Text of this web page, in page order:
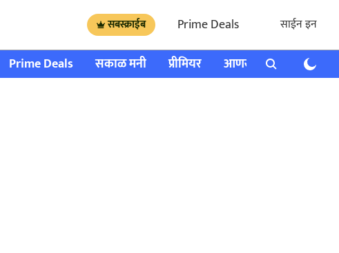
सबस्क्राईब Prime Deals साईन इन
Prime Deals सकाळ मनी प्रीमियर आणखी राशी भविष्य